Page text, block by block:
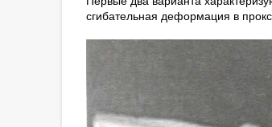
сгибательная деформация в